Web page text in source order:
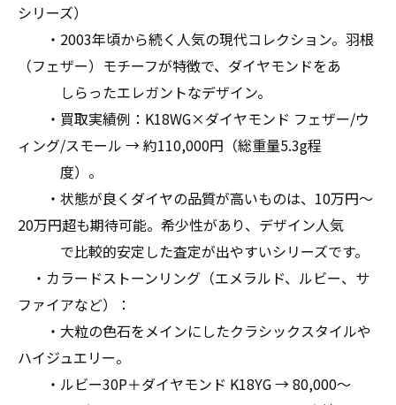
シリーズ）
・2003年頃から続く人気の現代コレクション。羽根
（フェザー）モチーフが特徴で、ダイヤモンドをあ
しらったエレガントなデザイン。
・買取実績例：K18WG×ダイヤモンド フェザー/ウ
ィング/スモール → 約110,000円（総重量5.3g程
度）。
・状態が良くダイヤの品質が高いものは、10万円～
20万円超も期待可能。希少性があり、デザイン人気
で比較的安定した査定が出やすいシリーズです。
・カラードストーンリング（エメラルド、ルビー、サ
ファイアなど）：
・大粒の色石をメインにしたクラシックスタイルや
ハイジュエリー。
・ルビー30P＋ダイヤモンド K18YG → 80,000～